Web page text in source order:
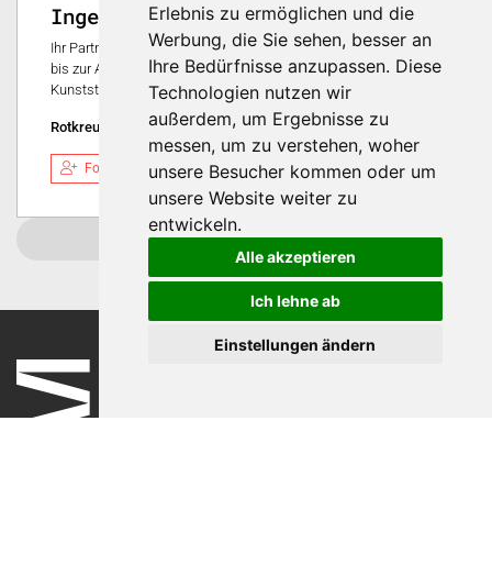
Erlebnis zu ermöglichen und die
Werbung, die Sie sehen, besser an
Ihre Bedürfnisse anzupassen. Diese
Technologien nutzen wir
außerdem, um Ergebnisse zu
messen, um zu verstehen, woher
unsere Besucher kommen oder um
unsere Website weiter zu
entwickeln.
Alle akzeptieren
Ich lehne ab
Einstellungen ändern
Ingenieurbureau Dr. Brehm AG
Ihr Partner für innovative Anlagenlösungen - von der Planung
bis zur Ausführung – Präzision und Innovation für die
Kunststoff-, Lebensmittel- und Chemieindustrie!
Rotkreuz, Schweiz
Folgen
Weitere laden